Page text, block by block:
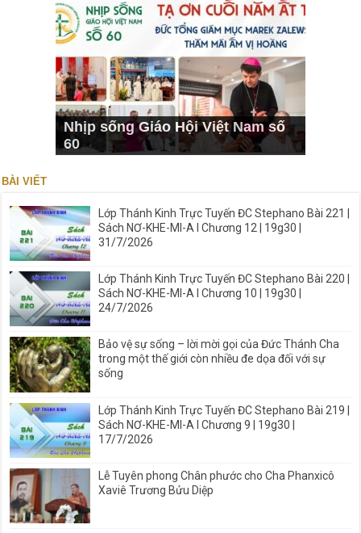
Nhịp sống Giáo Hội Việt Nam số
60
BÀI VIẾT
Lớp Thánh Kinh Trực Tuyến ĐC Stephano Bài 221 |
Sách NƠ-KHE-MI-A I Chương 12 | 19g30 |
31/7/2026
Lớp Thánh Kinh Trực Tuyến ĐC Stephano Bài 220 |
Sách NƠ-KHE-MI-A I Chương 10 | 19g30 |
24/7/2026
Bảo vệ sự sống – lời mời gọi của Đức Thánh Cha
trong một thế giới còn nhiều đe dọa đối với sự
sống
Lớp Thánh Kinh Trực Tuyến ĐC Stephano Bài 219 |
Sách NƠ-KHE-MI-A I Chương 9 | 19g30 |
17/7/2026
Lễ Tuyên phong Chân phước cho Cha Phanxicô
Xaviê Trương Bửu Diệp